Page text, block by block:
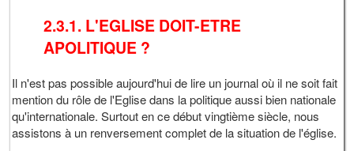
2.3.1. L'EGLISE DOIT-ETRE
APOLITIQUE ?
Il n'est pas possible aujourd'hui de lire un journal où il ne soit fait
mention du rôle de l'Eglise dans la politique aussi bien nationale
qu'internationale. Surtout en ce début vingtième siècle, nous
assistons à un renversement complet de la situation de l'église.